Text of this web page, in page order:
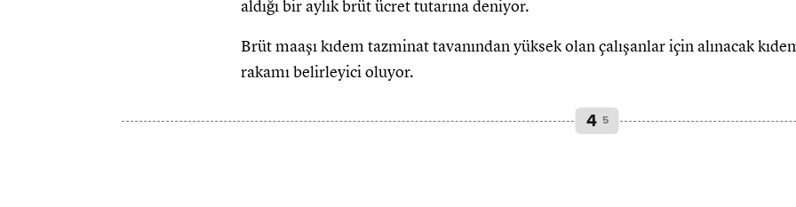
aldığı bir aylık brüt ücret tutarına deniyor.
Brüt maaşı kıdem tazminat tavanından yüksek olan çalışanlar için alınacak
rakamı belirleyici oluyor.
4 5